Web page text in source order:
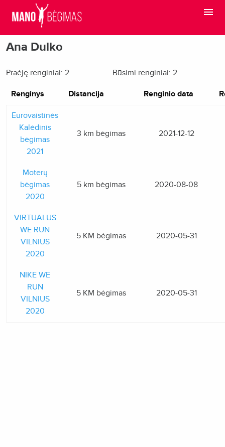
Ana Dulko
Praėję renginiai: 2 Būsimi renginiai: 2
Renginys Distancija Renginio data
Eurovaistinės
Kalėdinis
bėgimas
2021
3 km bėgimas 2021-12-12
Moterų
bėgimas
2020
5 km bėgimas 2020-08-08
VIRTUALUS
WE RUN
VILNIUS
2020
5 KM bėgimas 2020-05-31
NIKE WE
RUN
VILNIUS
2020
5 KM bėgimas 2020-05-31